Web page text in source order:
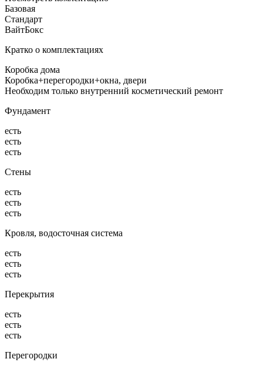
Базовая
Стандарт
ВайтБокс
Кратко о комплектациях
Коробка дома
Коробка+перегородки+окна, двери
Необходим только внутренний косметический ремонт
Фундамент
есть
есть
есть
Стены
есть
есть
есть
Кровля, водосточная система
есть
есть
есть
Перекрытия
есть
есть
есть
Перегородки